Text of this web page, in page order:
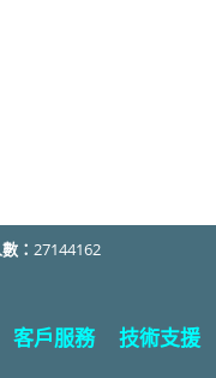
： 27144162
客戶服務 技術支援